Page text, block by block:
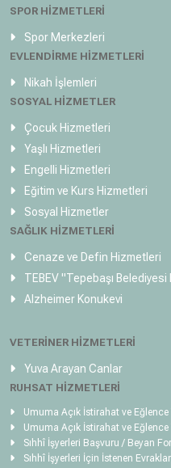
SPOR HİZMETLERİ
Spor Merkezleri
EVLENDİRME HİZMETLERİ
Nikah İşlemleri
SOSYAL HİZMETLER
Çocuk Hizmetleri
Yaşlı Hizmetleri
Engelli Hizmetleri
Eğitim ve Kurs Hizmetleri
Sosyal Hizmetler
SAĞLIK HİZMETLERİ
Cenaze ve Defin Hizmetleri
TEBEV "Tepebaşı Belediyesi
Alzheimer Konukevi
VETERİNER HİZMETLERİ
Yuva Arayan Canlar
RUHSAT HİZMETLERİ
Umuma Açık İstirahat ve
Umuma Açık İstirahat ve
Sıhhî İşyerleri Başvuru / Beyan
Sıhhî İşyerleri İçin İstenen Evraklar